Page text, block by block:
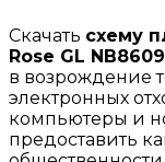
Скачать схему
Rose GL
в возрождение
электронных
компьютеры и
предоставить